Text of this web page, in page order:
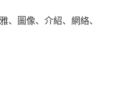
、圖像、介紹、網絡、